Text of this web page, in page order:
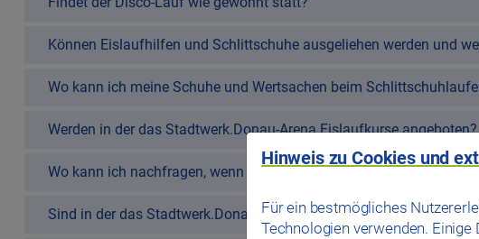
Können Eislaufhilfen und Schlittschuhe ausgeliehen werden und
Wo kann ich meine Schuhe und Wertsachen beim
Werden in der das Stadtwerk.Donau-Arena Eislaufkurse angeboten?
Wo kann ich nachfragen, wenn ich etwas verloren habe?
Sind in der das Stadtwerk.Donau-Arena Garderoben bei
Hinweis zu Cookies und
Für ein bestmögliches
Technologien verwenden.